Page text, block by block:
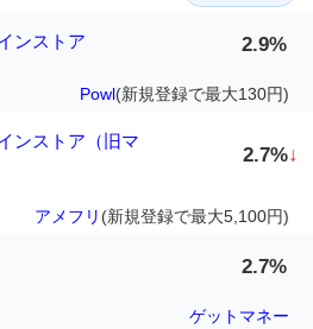
ンストア 2.9%
Powl(新規登録で最大130円)
ンストア（旧マ
2.7%↓
アメフリ (新規登録で最大5,100円)
2.7%
ゲットマネー